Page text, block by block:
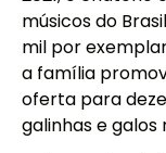
músicos do
mil por
a família
oferta para
galinhas e